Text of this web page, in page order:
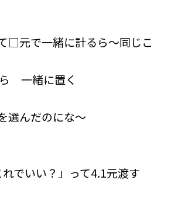
□元で一緒に計るら～同じこ
一緒に置く
選んだのにな～
でいい？」って4.1元渡す